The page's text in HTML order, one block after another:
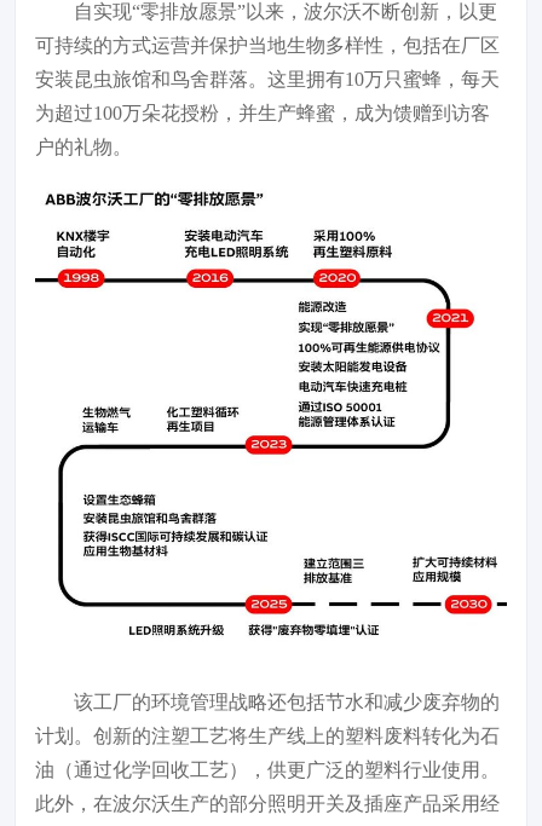
自实现“零排放愿景”以来，波尔沃不断创新，以更
可持续的方式运营并保护当地生物多样性，包括在厂区
安装昆虫旅馆和鸟舍群落。这里拥有10万只蜜蜂，每天
为超过100万朵花授粉，并生产蜂蜜，成为馈赠到访客
户的礼物。
该工厂的环境管理战略还包括节水和减少废弃物的
计划。创新的注塑工艺将生产线上的塑料废料转化为石
油（通过化学回收工艺），供更广泛的塑料行业使用。
此外，在波尔沃生产的部分照明开关及插座产品采用经